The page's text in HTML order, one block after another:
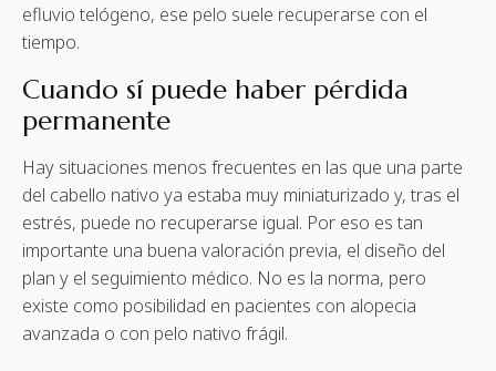
efluvio telógeno, ese pelo suele recuperarse con el
tiempo.
Cuando sí puede haber pérdida
permanente
Hay situaciones menos frecuentes en las que una parte
del cabello nativo ya estaba muy miniaturizado y, tras el
estrés, puede no recuperarse igual. Por eso es tan
importante una buena valoración previa, el diseño del
plan y el seguimiento médico. No es la norma, pero
existe como posibilidad en pacientes con alopecia
avanzada o con pelo nativo frágil.